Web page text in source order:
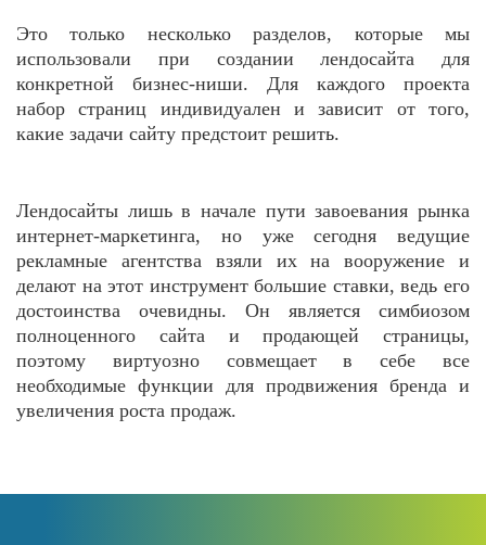
Это только несколько разделов, которые мы
использовали при создании лендосайта для
конкретной бизнес-ниши. Для каждого проекта
набор страниц индивидуален и зависит от того,
какие задачи сайту предстоит решить.
Лендосайты лишь в начале пути завоевания рынка
интернет-маркетинга, но уже сегодня ведущие
рекламные агентства взяли их на вооружение и
делают на этот инструмент большие ставки, ведь его
достоинства очевидны. Он является симбиозом
полноценного сайта и продающей страницы,
поэтому виртуозно совмещает в себе все
необходимые функции для продвижения бренда и
увеличения роста продаж.